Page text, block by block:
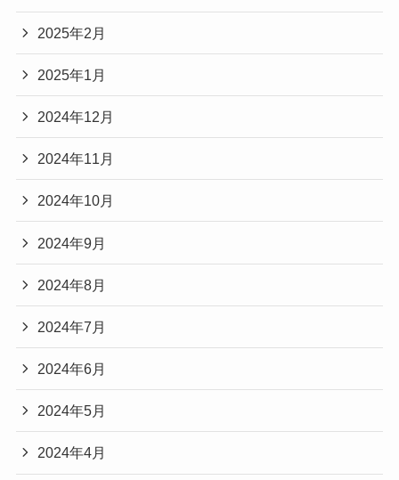
2025年2月
2025年1月
2024年12月
2024年11月
2024年10月
2024年9月
2024年8月
2024年7月
2024年6月
2024年5月
2024年4月